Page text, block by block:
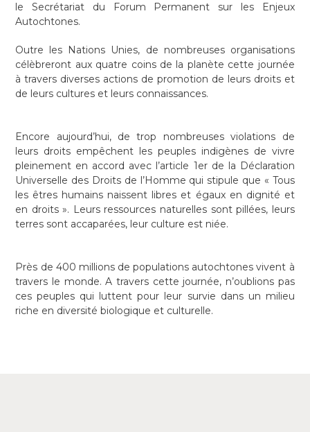
le Secrétariat du Forum Permanent sur les Enjeux
Autochtones.
Outre les Nations Unies, de nombreuses organisations
célèbreront aux quatre coins de la planète cette journée
à travers diverses actions de promotion de leurs droits et
de leurs cultures et leurs connaissances.
Encore aujourd’hui, de trop nombreuses violations de
leurs droits empêchent les peuples indigènes de vivre
pleinement en accord avec l’article 1er de la Déclaration
Universelle des Droits de l’Homme qui stipule que « Tous
les êtres humains naissent libres et égaux en dignité et
en droits ». Leurs ressources naturelles sont pillées, leurs
terres sont accaparées, leur culture est niée.
Près de 400 millions de populations autochtones vivent à
travers le monde. A travers cette journée, n’oublions pas
ces peuples qui luttent pour leur survie dans un milieu
riche en diversité biologique et culturelle.